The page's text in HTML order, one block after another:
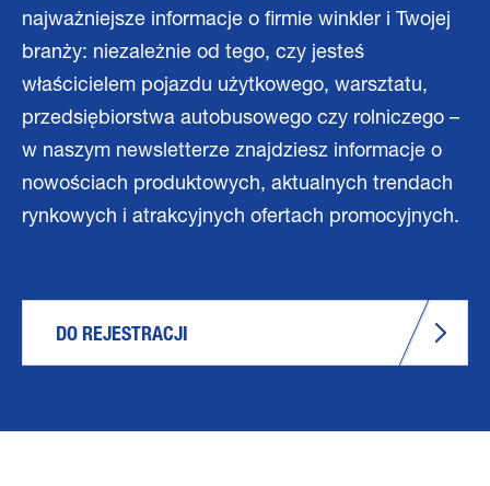
najważniejsze informacje o firmie winkler i Twojej
branży: niezależnie od tego, czy jesteś
właścicielem pojazdu użytkowego, warsztatu,
przedsiębiorstwa autobusowego czy rolniczego –
w naszym newsletterze znajdziesz informacje o
nowościach produktowych, aktualnych trendach
rynkowych i atrakcyjnych ofertach promocyjnych.
DO REJESTRACJI